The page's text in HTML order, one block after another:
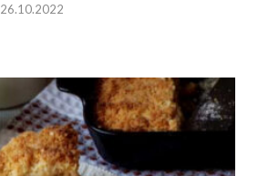
26.10.2022